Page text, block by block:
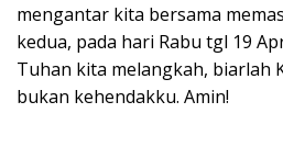
mengantar kita bersama
kedua, pada hari Rabu tgl 19
Tuhan kita melangkah, biarlah
bukan kehendakku. Amin!